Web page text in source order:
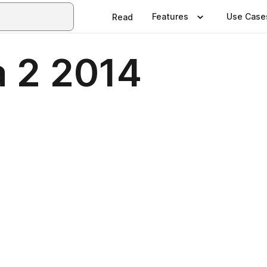
Read Features Use
2 2014